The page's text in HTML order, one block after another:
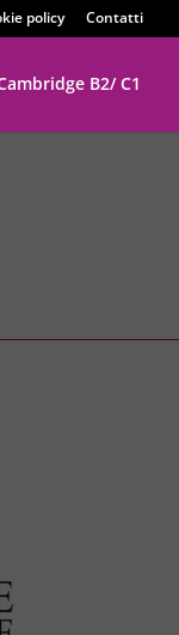
policy Contatti
B2/ C1